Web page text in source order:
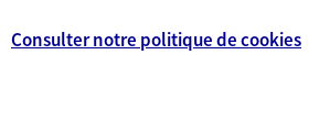
Toutes
Consulter notre politique decookies